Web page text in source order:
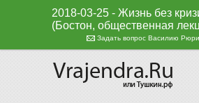
2018-03-25 - Жизнь без
(Бостон, общественная
Задать вопрос Василию